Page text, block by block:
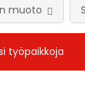
muoto